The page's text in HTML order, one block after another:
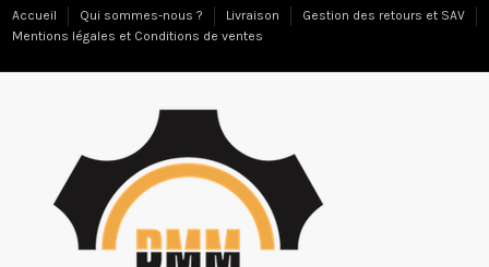
Accueil Qui sommes-nous ? Livraison
Gestion des retours et SAV
Mentions légales et Conditions de ventes